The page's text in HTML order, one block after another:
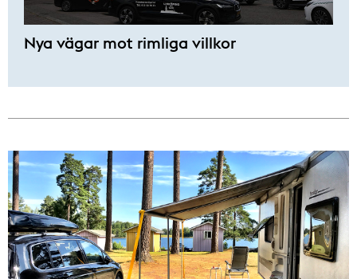
Nya vägar mot rimliga villkor